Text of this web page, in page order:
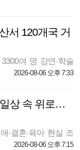
서 120개국 거
여 명 강연·학술
2026-08-06 오후 7:33
일상 속 위로…
·결혼·육아 현실 조
2026-08-06 오후 7:15